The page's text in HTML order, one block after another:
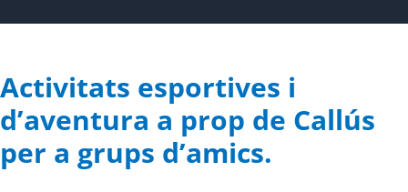
Activitats esportives i
d’aventura a prop de Callús
per a grups d’amics.